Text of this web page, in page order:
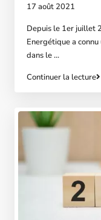
17 août 2021
Depuis le 1er juillet
Energétique a
dans le...
Continuer la lecture